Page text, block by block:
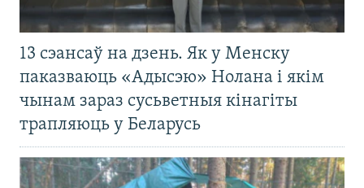
13 сэансаў на дзень. Як у Менску
паказваюць «Адысэю» Нолана і якім
чынам зараз сусьветныя кінагіты
трапляюць у Беларусь